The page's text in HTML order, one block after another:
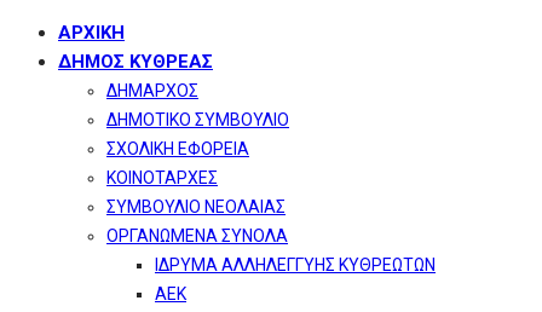
ΑΡΧΙΚΗ
ΔΗΜΟΣ ΚΥΘΡΕΑΣ
ΔΗΜΑΡΧΟΣ
ΔΗΜΟΤΙΚΟ ΣΥΜΒΟΥΛΙΟ
ΣΧΟΛΙΚΗ ΕΦΟΡΕΙΑ
ΚΟΙΝΟΤΑΡΧΕΣ
ΣΥΜΒΟΥΛΙΟ ΝΕΟΛΑΙΑΣ
ΟΡΓΑΝΩΜΕΝΑ ΣΥΝΟΛΑ
ΙΔΡΥΜΑ ΑΛΛΗΛΕΓΓΥΗΣ ΚΥΘΡΕΩΤΩΝ
ΑΕΚ